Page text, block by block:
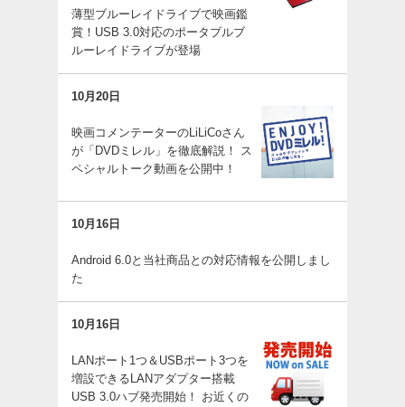
薄型ブルーレイドライブで映画鑑
賞！USB 3.0対応のポータブルブ
ルーレイドライブが登場
10月20日
映画コメンテーターのLiLiCoさん
が「DVDミレル」を徹底解説！ ス
ペシャルトーク動画を公開中！
10月16日
Android 6.0と当社商品との対応情報を公開しまし
た
10月16日
LANポート1つ＆USBポート3つを
増設できるLANアダプター搭載
USB 3.0ハブ発売開始！ お近くの